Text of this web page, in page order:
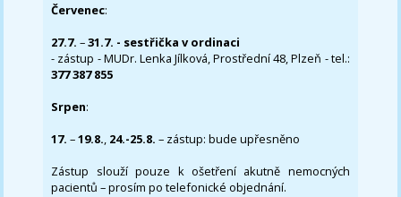
Červenec:
27.7.–31.7. - sestřička v ordinaci
- zástup - MUDr. Lenka Jílková, Prostřední 48, Plzeň - tel.:
377 387 855
Srpen:
17. –19.8., 24.-25.8. – zástup: bude upřesněno
Zástup slouží pouze k ošetření akutně nemocných
pacientů – prosím po telefonické objednání.